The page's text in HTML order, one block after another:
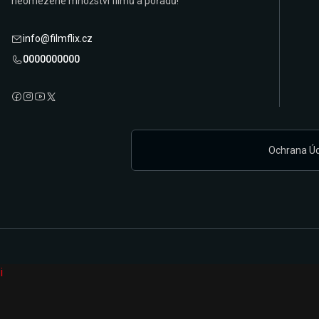
info@filmflix.cz
0000000000
Ochrana
i